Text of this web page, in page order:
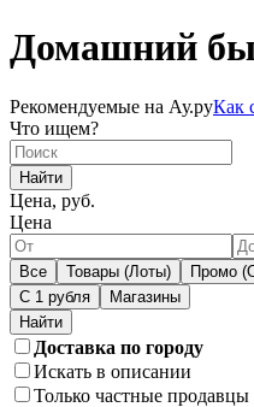
Домашний
Рекомендуемые на Ау.руКак
Что ищем?
Найти
Цена, руб.
Цена
Все Товары (Лоты) Промо
С 1 рубля
Магазины
Доставка по городу
Искать в описании
Только частные продавцы